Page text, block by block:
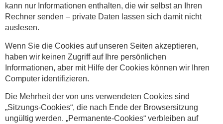
kann nur Informationen enthalten, die wir selbst an Ihren
Rechner senden – private Daten lassen sich damit nicht
auslesen.
Wenn Sie die Cookies auf unseren Seiten akzeptieren,
haben wir keinen Zugriff auf Ihre persönlichen
Informationen, aber mit Hilfe der Cookies können wir Ihren
Computer identifizieren.
Die Mehrheit der von uns verwendeten Cookies sind
„Sitzungs-Cookies“, die nach Ende der Browsersitzung
ungültig werden. „Permanente-Cookies“ verbleiben auf